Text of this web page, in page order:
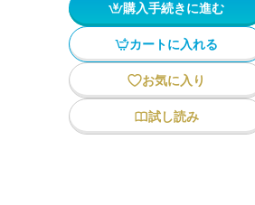
購入手続きに進む
カートに入れる
お気に入り
試し読み